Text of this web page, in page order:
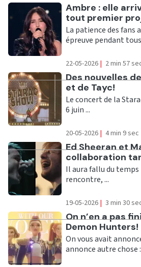
Ecouter
Ambre : elle
tout premier
La patience des fans
épreuve pendant tous
22-05-2026 | 2 min 57
Ecouter
Des nouvelles
et de Tayc!
Le concert de la
6 juin ...
20-05-2026 | 4 min 9 sec
Ecouter
Ed Sheeran et
collaboration
Il aura fallu du temps
rencontre, ...
19-05-2026 | 3 min 30
Ecouter
On n’en a pas
Demon Hunters!
On vous avait
annonce autre chose :